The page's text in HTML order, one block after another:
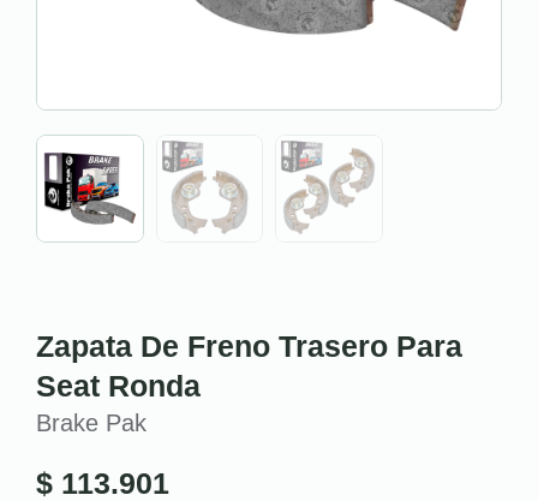
Zapata De Freno Trasero Para
Seat Ronda
Brake Pak
$ 113.901